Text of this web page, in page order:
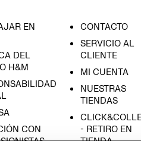
EN
DEL
H&M
CON
CONTACTO
SERVICIO AL
CLIENTE
MI CUENTA
NUESTRAS
TIENDAS
- RETIRO EN
TIENDA